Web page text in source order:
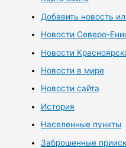
Добавить новость
Новости Северо-
Новости
Новости в мире
Новости сайта
История
Населенные пункты
Заброшенные